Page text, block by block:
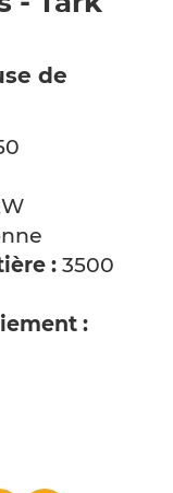
de
: 3500
: